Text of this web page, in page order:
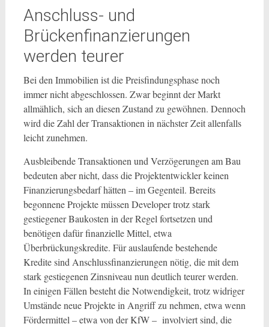
Anschluss- und
Brückenfinanzierungen
werden teurer
Bei den Immobilien ist die Preisfindungsphase noch
immer nicht abgeschlossen. Zwar beginnt der Markt
allmählich, sich an diesen Zustand zu gewöhnen. Dennoch
wird die Zahl der Transaktionen in nächster Zeit allenfalls
leicht zunehmen.
Ausbleibende Transaktionen und Verzögerungen am Bau
bedeuten aber nicht, dass die Projektentwickler keinen
Finanzierungsbedarf hätten – im Gegenteil. Bereits
begonnene Projekte müssen Developer trotz stark
gestiegener Baukosten in der Regel fortsetzen und
benötigen dafür finanzielle Mittel, etwa
Überbrückungskredite. Für auslaufende bestehende
Kredite sind Anschlussfinanzierungen nötig, die mit dem
stark gestiegenen Zinsniveau nun deutlich teurer werden.
In einigen Fällen besteht die Notwendigkeit, trotz widriger
Umstände neue Projekte in Angriff zu nehmen, etwa wenn
Fördermittel – etwa von der KfW – involviert sind, die